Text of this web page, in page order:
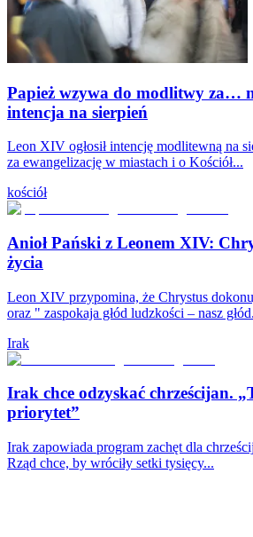
Papież wzywa do modlitwy za…
intencja na sierpień
Leon XIV ogłosił intencję modlitewną na
za ewangelizację w miastach i o Kościół...
kościół
Anioł Pański z Leonem XIV:
życia
Leon XIV przypomina, że Chrystus
oraz " zaspokaja głód ludzkości – nasz
Irak
Irak chce odzyskać chrześcijan.
priorytet”
Irak zapowiada program zachęt dla
Rząd chce, by wróciły setki tysięcy...